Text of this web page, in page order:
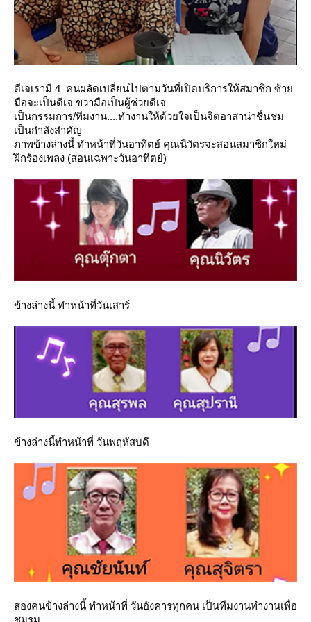
ดีเจเรามี 4 คนผลัดเปลี่ยนไปตามวันที่เปิดบริการให้สมาชิก ซ้า
มือจะเป็นดีเจ ขวามือเป็นผู้ช่วยดีเจ
เป็นกรรมการ/ทีมงาน....ทำงานให้ด้วยใจเป็นจิตอาสาน่าชื่นชม
เป็นกำลังสำคัญ
ภาพข้างล่างนี้ ทำหน้าที่วันอาทิตย์ คุณนิวัตรจะสอนสมาชิกใหม่
ฝึกร้องเพลง (สอนเฉพาะวันอาทิตย์)
ข้างล่างนี้ ทำหน้าที่วันเสาร์
ข้างล่างนี้ทำหน้าที่ วันพฤหัสบดี
สองคนข้างล่างนี้ ทำหน้าที่ วันอังคารทุกคน เป็นทีมงานทำงานเพื่อ